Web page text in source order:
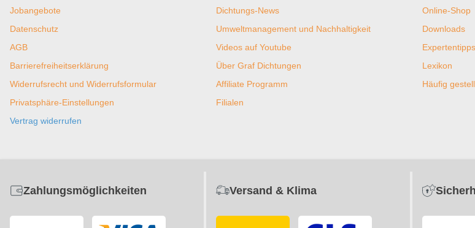
Jobangebote
Datenschutz
AGB
Barrierefreiheitserklärung
Widerrufsrecht und Widerrufsformular
Privatsphäre-Einstellungen
Vertrag widerrufen
Dichtungs-News
Umweltmanagement und Nachhaltigkeit
Videos auf Youtube
Über Graf Dichtungen
Affiliate Programm
Filialen
Online-Shop
Downloads
Expertentipps
Lexikon
Häufig
Zahlungsmöglichkeiten Versand & Klima